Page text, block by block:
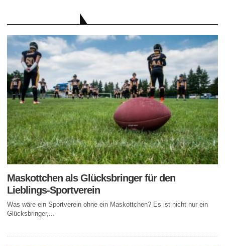
Maskottchen als Glücksbringer für den
Lieblings-Sportverein
Was wäre ein Sportverein ohne ein Maskottchen? Es ist nicht nur ein
Glücksbringer,...